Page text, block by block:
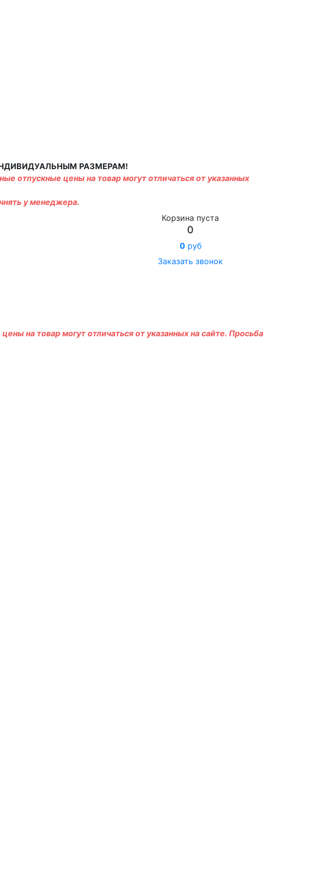
РАЗМЕРАМ!
отпускные цены на товар могут отличаться от указанных
у менеджера.
Корзина пуста
0
0руб
Заказать звонок
на товар могут отличаться от указанных на сайте. Просьба